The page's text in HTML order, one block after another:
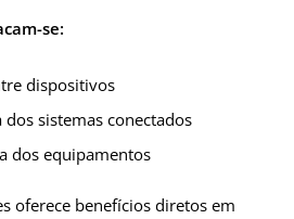
se:
dispositivos
sistemas conectados
dos equipamentos
oferece benefícios diretos em